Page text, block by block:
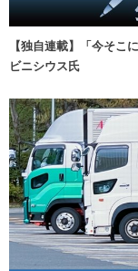
【独自連載】「今そ
ビニシウス氏